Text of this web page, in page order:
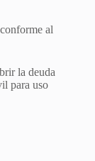
al
la deuda
para uso